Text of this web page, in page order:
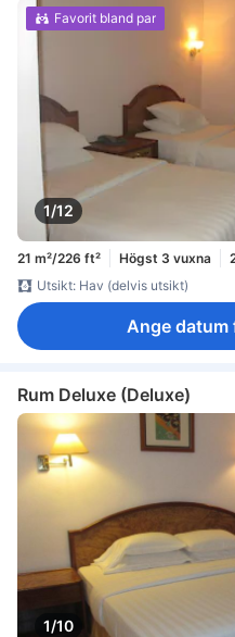
1/12
Favorit bland par
21 m²/226 ft² Högst 3 vuxna
Utsikt: Hav (delvis utsikt)
Ange datum
Rum Deluxe (Deluxe)
1/10